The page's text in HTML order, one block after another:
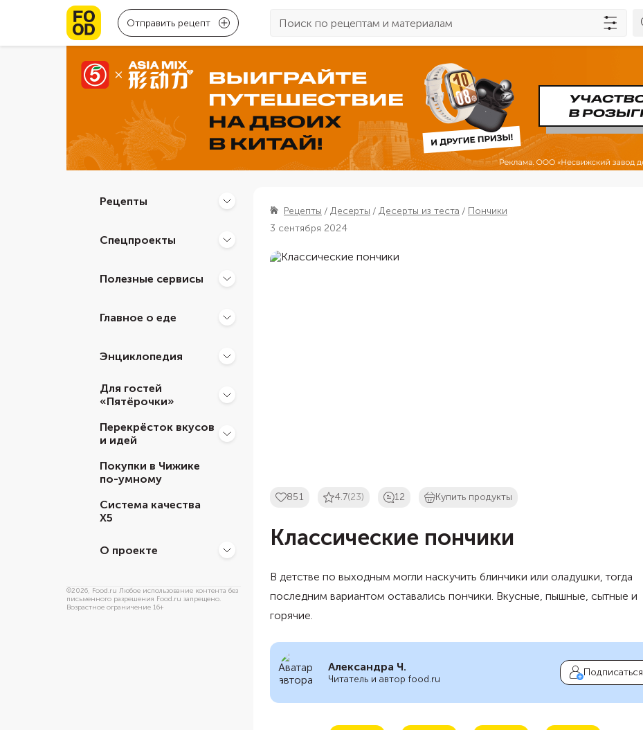
Отправить рецепт
Рецепты
Спецпроекты
Полезные сервисы
Главное о еде
Энциклопедия
Для гостей
«Пятёрочки»
Перекрёсток вкусов
и идей
Покупки в Чижике
по-умному
Система качества
Х5
О проекте
©2026, Food.ru Любое использование контента без
письменного разрешения Food.ru запрещено.
Возрастное ограничение 16+
Рецепты Десерты Десерты из теста
Пончики
3 сентября 2024
851 4.7(23) 12 Купить продукты
Классические пончики
В детстве по выходным могли наскучить блинчики или оладушки, тогда
последним вариантом оставались пончики. Вкусные, пышные, сытные и
горячие.
Александра Ч.
Читатель и автор food.ru
Подписаться